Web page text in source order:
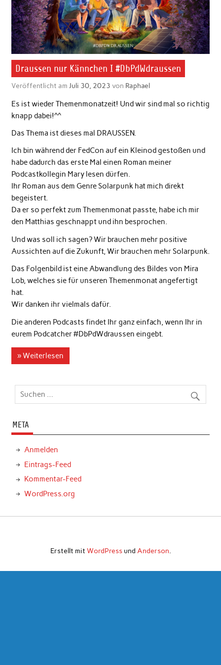
Draussen nur Kännchen I #DbPdWdraussen
Veröffentlicht am Juli 30, 2023 von Raphael
Es ist wieder Themenmonatzeit! Und wir sind mal so richtig
knapp dabei!^^
Das Thema ist dieses mal DRAUSSEN.
Ich bin während der FedCon auf ein Kleinod gestoßen und
habe dadurch das erste Mal einen Roman meiner
Podcastkollegin Mary lesen dürfen.
Ihr Roman aus dem Genre Solarpunk hat mich direkt
begeistert.
Da er so perfekt zum Themenmonat passte, habe ich mir
den Matthias geschnappt und ihn besprochen.
Und was soll ich sagen? Wir brauchen mehr positive
Aussichten auf die Zukunft, Wir brauchen mehr Solarpunk.
Das Folgenbild ist eine Abwandlung des Bildes von Mira
Lob, welches sie für unseren Themenmonat angefertigt
hat.
Wir danken ihr vielmals dafür.
Die anderen Podcasts findet Ihr ganz einfach, wenn Ihr in
eurem Podcatcher #DbPdWdraussen eingebt.
» Weiterlesen
META
Anmelden
Eintrags-Feed
Kommentar-Feed
WordPress.org
Erstellt mit WordPressund Anderson